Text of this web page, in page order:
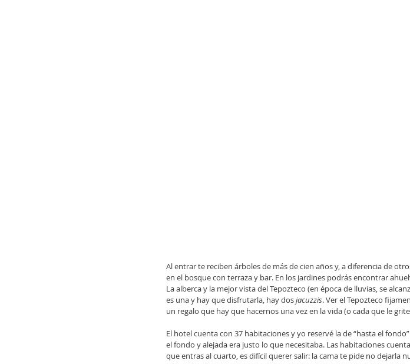
Al entrar te reciben árboles de más de cien años y, a diferencia de
en el bosque con terraza y bar. En los jardines podrás encontrar
La alberca y la mejor vista del Tepozteco (en época de lluvias, se
es una y hay que disfrutarla, hay dos jacuzzis. Ver el Tepozteco
un regalo que hay que hacernos una vez en la vida (o cada que le
El hotel cuenta con 37 habitaciones y yo reservé la de “hasta el
el fondo y alejada era justo lo que necesitaba. Las habitaciones
que entras al cuarto, es difícil querer salir: la cama te pide no dejarla